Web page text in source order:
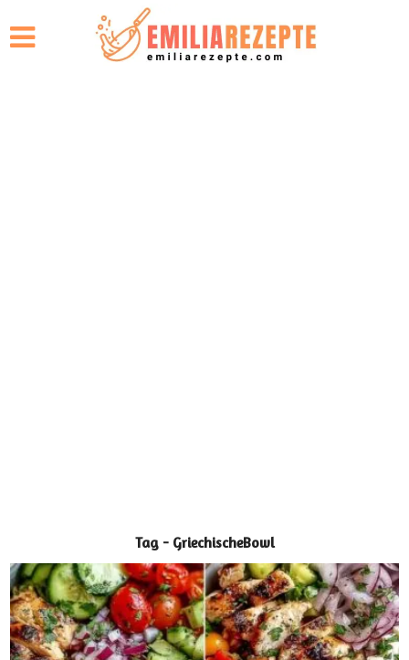
Tag - GriechischeBowl